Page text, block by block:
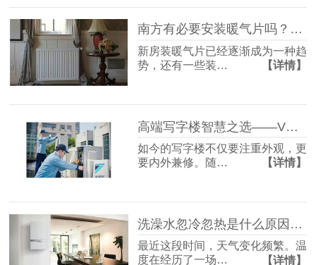
南方有必要安装暖气片吗？［国佳冷暖］
新房装暖气片已经逐渐成为一种趋
势，还有一些装…
【详情】
高端写字楼智慧之选——VRV空调系统［国佳冷暖］
如今的写字楼不仅要注重外观，更
要内外兼修。随…
【详情】
洗澡水忽冷忽热是什么原因？［国佳冷暖］
最近这段时间，天气变化频繁。温
度在经历了一场…
【详情】